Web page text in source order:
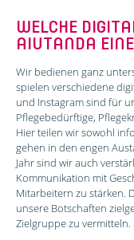
WELCHE
AIUTANDA
Wir bedienen ganz
spielen verschiedene
und Instagram sind für
Pflegebedürftige,
Hier teilen wir sowohl
gehen in den engen
Jahr sind wir auch
Kommunikation mit
Mitarbeitern zu stärken.
unsere Botschaften
Zielgruppe zu vermitteln.